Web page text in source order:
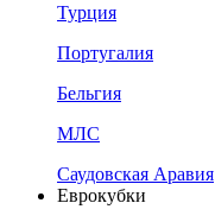
Турция
Португалия
Бельгия
МЛС
Саудовская Аравия
Еврокубки